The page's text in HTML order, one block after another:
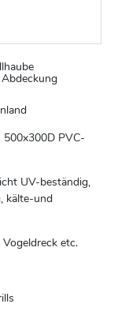
500x300D PVC-
UV-beständig,
kälte-und
etc.